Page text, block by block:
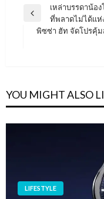
แนะแนว
เรื่อง
Previous
Post
เหล่าบรรดาน้อ
ที่พลาดไม่ได้แห่
พิซซ่า ฮัท จัดโปรคุ้ม
YOU MIGHT ALSO
LIFESTYLE